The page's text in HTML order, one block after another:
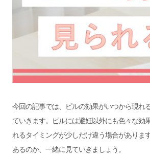
今回の記事では、ピルの効果がいつから現れ
ていきます。ピルには避妊以外にも色々な効
れるタイミングが少しだけ違う場合がありま
あるのか、一緒に見ていきましょう。